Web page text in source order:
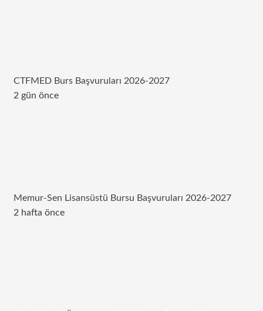
CTFMED Burs Başvuruları 2026-2027
2 gün önce
Memur-Sen Lisansüstü Bursu Başvuruları 2026-2027
2 hafta önce